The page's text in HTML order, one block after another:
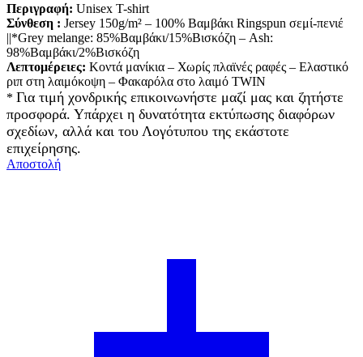
Περιγραφή: Unisex T-shirt
Σύνθεση : Jersey 150g/m² – 100% Βαμβάκι Ringspun σεμί-πενιέ
||*Grey melange: 85%Βαμβάκι/15%Βισκόζη – Ash:
98%Βαμβάκι/2%Βισκόζη
Λεπτομέρειες: Κοντά μανίκια – Χωρίς πλαϊνές ραφές – Ελαστικό
ριπ στη λαιμόκοψη – Φακαρόλα στο λαιμό TWIN
* Για τιμή χονδρικής επικοινωνήστε μαζί μας και ζητήστε
προσφορά. Υπάρχει η δυνατότητα εκτύπωσης διαφόρων
σχεδίων, αλλά και του Λογότυπου της εκάστοτε
επιχείρησης.
Αποστολή